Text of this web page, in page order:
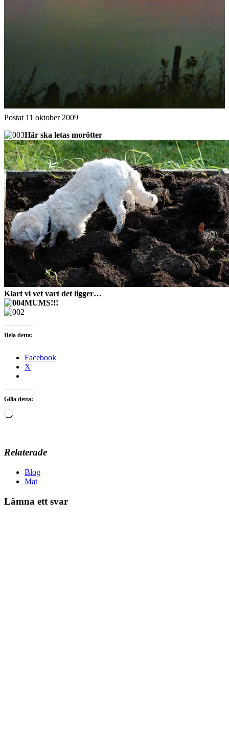
Morotsplockning
Postat 11 oktober 2009
Här ska letas morötter
Klart vi vet vart det ligger…
MUMS!!!
Dela detta:
Facebook
X
Gilla detta:
Laddar
Relaterade
Blog
Mat
Lämna ett svar